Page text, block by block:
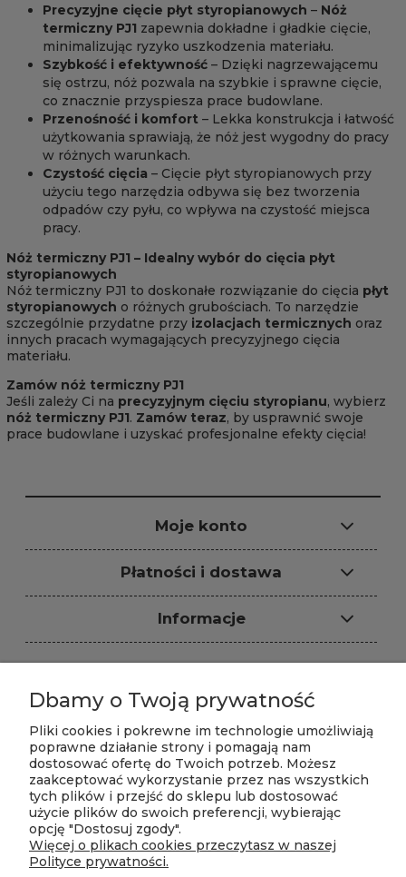
Precyzyjne cięcie płyt styropianowych – Nóż
termiczny PJ1 zapewnia dokładne i gładkie cięcie,
minimalizując ryzyko uszkodzenia materiału.
Szybkość i efektywność – Dzięki nagrzewającemu
się ostrzu, nóż pozwala na szybkie i sprawne cięcie,
co znacznie przyspiesza prace budowlane.
Przenośność i komfort – Lekka konstrukcja i łatwość
użytkowania sprawiają, że nóż jest wygodny do pracy
w różnych warunkach.
Czystość cięcia – Cięcie płyt styropianowych przy
użyciu tego narzędzia odbywa się bez tworzenia
odpadów czy pyłu, co wpływa na czystość miejsca
pracy.
Nóż termiczny PJ1 – Idealny wybór do cięcia płyt
styropianowych
Nóż termiczny PJ1 to doskonałe rozwiązanie do cięcia płyt
styropianowych o różnych grubościach. To narzędzie
szczególnie przydatne przy izolacjach termicznych oraz
innych pracach wymagających precyzyjnego cięcia
materiału.
Zamów nóż termiczny PJ1
Jeśli zależy Ci na precyzyjnym cięciu styropianu, wybierz
nóż termiczny PJ1. Zamów teraz, by usprawnić swoje
prace budowlane i uzyskać profesjonalne efekty cięcia!
Moje konto
Płatności i dostawa
Informacje
Sklep internetowy: ARS-PUR, ul.
Dzwonkowa 4, 96-321 Władysławów,
NIP: 8381068601,
T:+48 602 394 368| +48 721 779 446
E-mail:biuro@piankisklep.pl
Zapraszamy do zakupów w naszym sklepie
internetowym 24h na dobę.
Biuro sklepu czynne w godzinach 10-18 od
poniedziałku do piątku.
Dbamy o Twoją prywatność
Pliki cookies i pokrewne im technologie umożliwiają
poprawne działanie strony i pomagają nam
dostosować ofertę do Twoich potrzeb. Możesz
zaakceptować wykorzystanie przez nas wszystkich
tych plików i przejść do sklepu lub dostosować
użycie plików do swoich preferencji, wybierając
opcję "Dostosuj zgody".
Więcej o plikach cookies przeczytasz w naszej
Polityce prywatności.